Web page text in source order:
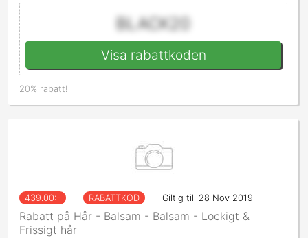
BLACK20
Visa rabattkoden
20% rabatt!
439.00:- RABATTKOD Giltig till 28 Nov 2019
Rabatt på Hår - Balsam - Balsam - Lockigt &
Frissigt hår